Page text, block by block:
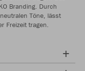
Branding. Durch
Töne, lässt
Freizeit tragen.